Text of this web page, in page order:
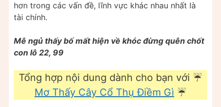
hơn trong các vấn đề, lĩnh vực khác nhau nhất là
tài chính.
Mê ngủ thấy bố mất hiện về khóc đừng quên chốt
con lô 22, 99
Tổng hợp nội dung dành cho bạn với ☔
Mơ Thấy Cây Cổ Thụ Điềm Gì ☔